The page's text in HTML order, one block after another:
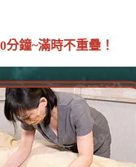
鐘~滿時不重疊！